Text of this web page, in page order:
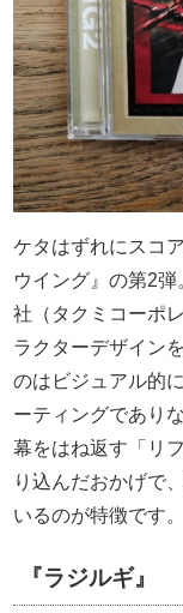
ケタはずれにスコ
ウイング』の第2
社（タクミコーポ
ラクターデザイン
のはビジュアル的
ーティングであり
幕をはね返す「リ
り込んだおかげで
いるのが特徴です。
『ラジルギ』